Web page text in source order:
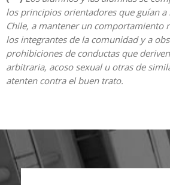
los principios orientadores que guían a
Chile, a mantener un comportamiento
los integrantes de la comunidad y a
prohibiciones de conductas que
arbitraria, acoso sexual u otras de
atenten contra el buen trato.